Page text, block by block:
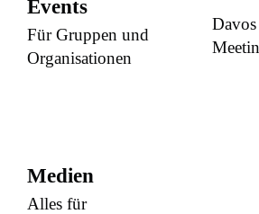
Events
Für Gruppen und
Organisationen
Medien
Alles für